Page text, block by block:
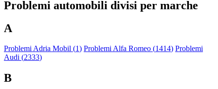
Problemi automobili divisi per marche
A
Problemi Adria Mobil (1) Problemi Alfa Romeo (1414) Problemi
Audi (2333)
B